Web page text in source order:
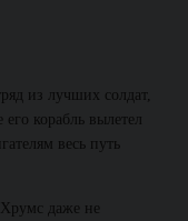
из лучших солдат,
корабль вылетел
весь путь
даже не